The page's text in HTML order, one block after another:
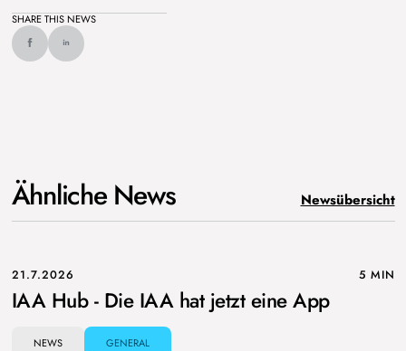
SHARE THIS NEWS
Ähnliche News Newsübersicht
21.7.2026 5 MIN
IAA Hub - Die IAA hat jetzt eine App
NEWS GENERAL